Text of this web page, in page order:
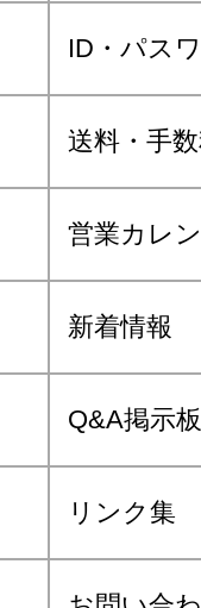
ID・パス
送料・手
営業カレ
新着情報
Q&A掲示板
リンク集